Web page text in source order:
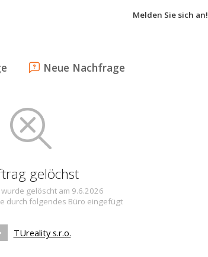
Melden Sie sich an!
Neue Nachfrage
gelöchst
gelöscht am 9.6.2026
durch folgendes Büro eingefügt
TUreality s.r.o.